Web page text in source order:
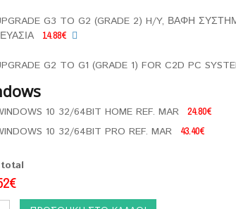
G3 TO G2 (GRADE 2) H/Y, ΒΑΦΗ
14.88€
G2 TO G1 (GRADE 1) FOR C2D PC
10 32/64BIT HOME REF. MAR 24.80€
10 32/64BIT PRO REF. MAR 43.40€